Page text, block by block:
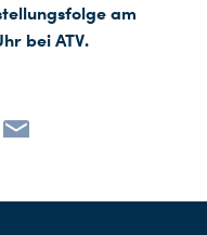
am
bei ATV.